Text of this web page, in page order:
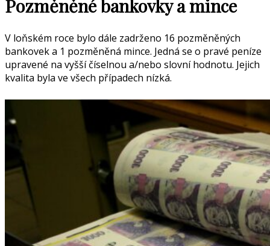
Pozměněné bankovky a mince
V loňském roce bylo dále zadrženo 16 pozměněných
bankovek a 1 pozměněná mince. Jedná se o pravé peníze
upravené na vyšší číselnou a/nebo slovní hodnotu. Jejich
kvalita byla ve všech případech nízká.